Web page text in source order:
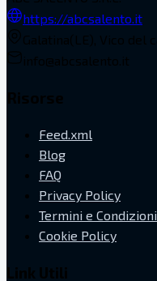
https://abcsalento.it
Feed.xml
Blog
FAQ
Privacy Policy
Termini e Condizioni
Cookie Policy